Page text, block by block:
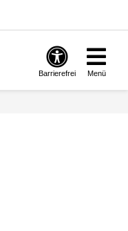
Barrierefrei Menü